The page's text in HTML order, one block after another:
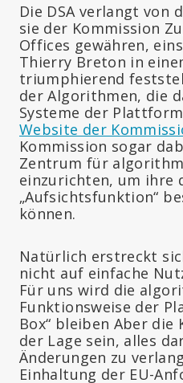
Die DSA verlangt von
sie der Kommission
Offices gewähren,
Thierry Breton in
triumphierend
der Algorithmen, die
Systeme der
Website der
Kommission sogar
Zentrum für
einzurichten, um ihre
„Aufsichtsfunktion“
können.
Natürlich erstreckt
nicht auf einfache
Für uns wird die
Funktionsweise der
Box“ bleiben Aber
der Lage sein, alles
Änderungen zu
Einhaltung der EU-